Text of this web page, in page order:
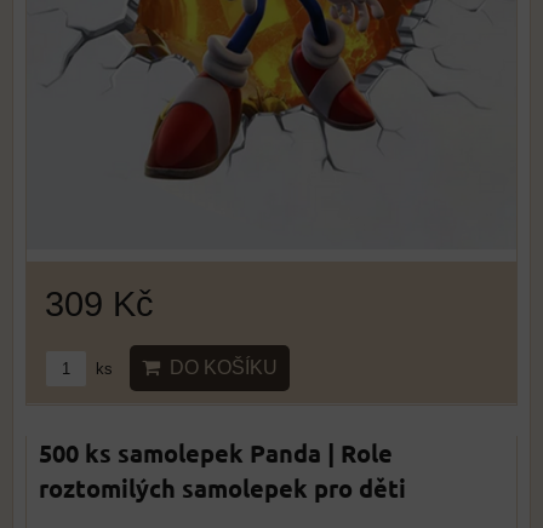
309 Kč
ks DO KOŠÍKU
500 ks samolepek Panda | Role
roztomilých samolepek pro děti